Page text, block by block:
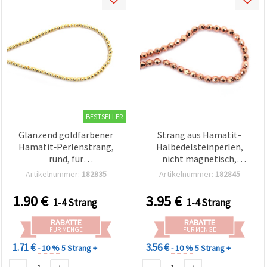
BESTSELLER
Glänzend goldfarbener
Hämatit‑Perlenstrang,
rund, für
Schmuckherstellung &
magnetisch,
galvanisierter
Halbedelstein, 4 mm
Perlen, Loch 1 mm, ca.
Artikelnummer: 182835
1.90€ 1-4 Strang
RABATTE
FÜR MENGE
1.71 €- 10 %5 Strang +
Strang aus Hämatit-
Halbedelsteinperlen,
nicht magnetisch,
galvanisiert,
facettierte Rundperlen 8
mm, Loch 1 mm, ca. 48
Stück
Artikelnummer: 182845
3.95€ 1-4 Strang
RABATTE
FÜR MENGE
3.56 €- 10 %5 Strang +